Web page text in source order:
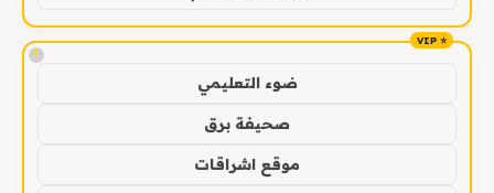
!
ضوء التعليمي
صحيفة برق
موقع اشراقات